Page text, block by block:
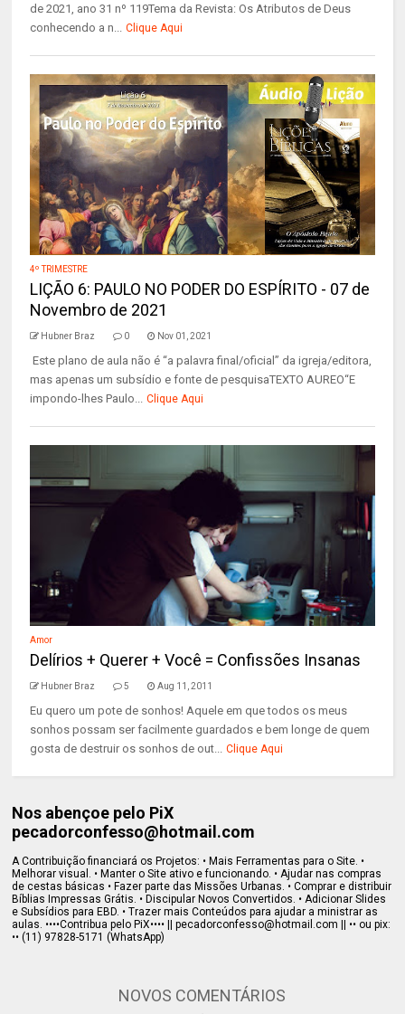
de 2021, ano 31 nº 119Tema da Revista: Os Atributos de Deus
conhecendo a n... Clique Aqui
4º TRIMESTRE
LIÇÃO 6: PAULO NO PODER DO ESPÍRITO - 07 de
Novembro de 2021
Hubner Braz 0 Nov 01, 2021
Este plano de aula não é “a palavra final/oficial” da igreja/editora,
mas apenas um subsídio e fonte de pesquisaTEXTO AUREO“E
impondo-lhes Paulo... Clique Aqui
Amor
Delírios + Querer + Você = Confissões Insanas
Hubner Braz 5 Aug 11, 2011
Eu quero um pote de sonhos! Aquele em que todos os meus
sonhos possam ser facilmente guardados e bem longe de quem
gosta de destruir os sonhos de out... Clique Aqui
Nos abençoe pelo PiX
pecadorconfesso@hotmail.com
A Contribuição financiará os Projetos: • Mais Ferramentas para o Site. •
Melhorar visual. • Manter o Site ativo e funcionando. • Ajudar nas compras
de cestas básicas • Fazer parte das Missões Urbanas. • Comprar e distribuir
Bíblias Impressas Grátis. • Discipular Novos Convertidos. • Adicionar Slides
e Subsídios para EBD. • Trazer mais Conteúdos para ajudar a ministrar as
aulas. ••••Contribua pelo PiX•••• || pecadorconfesso@hotmail.com || •• ou pix:
•• (11) 97828-5171 (WhatsApp)
NOVOS COMENTÁRIOS